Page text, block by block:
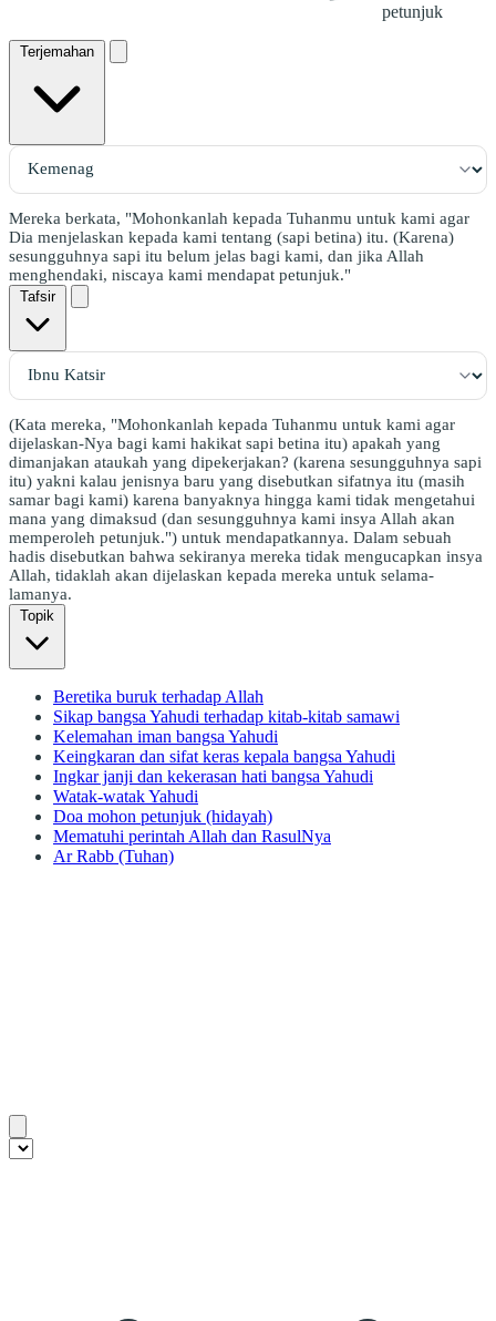
petunjuk
Terjemahan
Mereka berkata, "Mohonkanlah kepada Tuhanmu untuk kami agar
Dia menjelaskan kepada kami tentang (sapi betina) itu. (Karena)
sesungguhnya sapi itu belum jelas bagi kami, dan jika Allah
menghendaki, niscaya kami mendapat petunjuk."
Tafsir
(Kata mereka, "Mohonkanlah kepada Tuhanmu untuk kami agar
dijelaskan-Nya bagi kami hakikat sapi betina itu) apakah yang
dimanjakan ataukah yang dipekerjakan? (karena sesungguhnya sapi
itu) yakni kalau jenisnya baru yang disebutkan sifatnya itu (masih
samar bagi kami) karena banyaknya hingga kami tidak mengetahui
mana yang dimaksud (dan sesungguhnya kami insya Allah akan
memperoleh petunjuk.") untuk mendapatkannya. Dalam sebuah
hadis disebutkan bahwa sekiranya mereka tidak mengucapkan insya
Allah, tidaklah akan dijelaskan kepada mereka untuk selama-
lamanya.
Topik
Beretika buruk terhadap Allah
Sikap bangsa Yahudi terhadap kitab-kitab samawi
Kelemahan iman bangsa Yahudi
Keingkaran dan sifat keras kepala bangsa Yahudi
Ingkar janji dan kekerasan hati bangsa Yahudi
Watak-watak Yahudi
Doa mohon petunjuk (hidayah)
Mematuhi perintah Allah dan RasulNya
Ar Rabb (Tuhan)